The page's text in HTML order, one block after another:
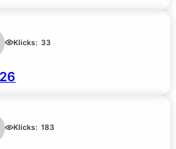
Klicks: 33
Klicks: 183